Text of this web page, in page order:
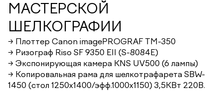
МАСТЕРСКОЙ
ШЕЛКОГРАФИИ
→ Плоттер Canon imagePROGRAF TM-350
→ Ризограф Riso SF 9350 EII (S-8084E)
→ Экспонирующая камера KNS UV500 (6 лампы)
→ Копировальная рама для шелкотрафарета SBW-
1450 (стол 1250х1400/эфф.1000х1150) 3,5КВт 220B.